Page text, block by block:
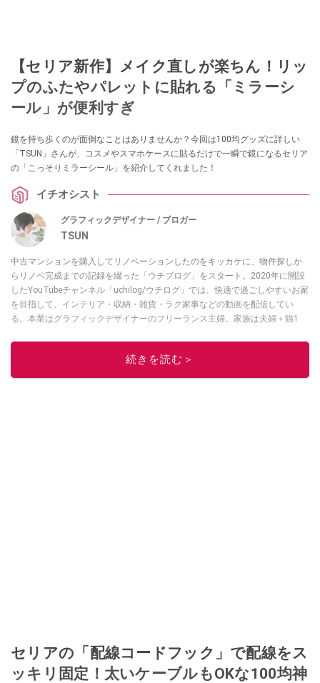
【セリア新作】メイク直しが楽ちん！リッ
プのふたやパレットに貼れる「ミラーシ
ール」が便利すぎ
鏡を持ち歩くのが面倒なことはありませんか？今回は100均グッズに詳しい
「TSUN」さんが、コスメやスマホケースに貼るだけで一瞬で鏡になるセリア
の「こっそりミラーシール」を紹介してくれました！
イチオシスト
グラフィックデザイナー / ブロガー
TSUN
中古マンションを購入してリノベーションしたのをキッカケに、物件探しか
らリノベ完成までの記録を綴った「ウチブログ」をスタート。2020年に開設
したYouTubeチャンネル「uchilog/ウチログ」では、快適で過ごしやすいお家
を目指して、インテリア・収納・雑貨・ラク家事などの動画を配信してい
る。本業はグラフィックデザイナーのフリーランス主婦。家族は夫婦＋猫1
ノベ人気事例1位
続きを読む＞
セリアの「配線コードフック」で配線をス
ッキリ固定！太いケーブルもOKな100均神